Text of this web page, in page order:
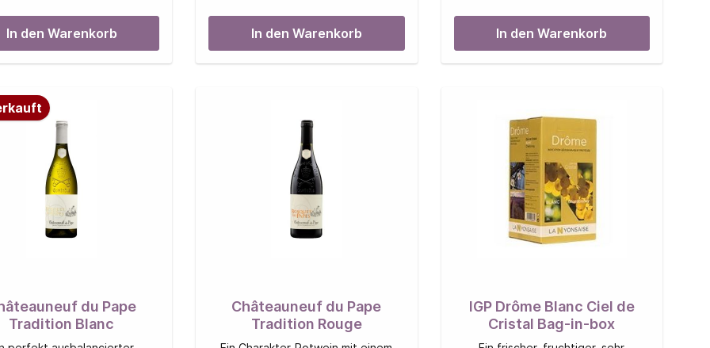
In den Warenkorb In den Warenkorb In den Warenkorb
du Pape
Tradition Blanc
Châteauneuf du Pape
Tradition Rouge
IGP Drôme Blanc Ciel de
Cristal Bag-in-box